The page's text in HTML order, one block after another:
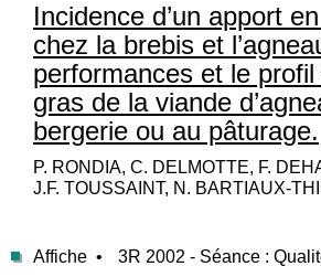
Incidence d’un apport
chez la brebis et
performances et le
gras de la viande
bergerie ou au pâturage.
P. RONDIA, C. DELMOTTE, F.
J.F. TOUSSAINT, N. BARTIAUX-
Affiche • 3R 2002 - Séance :